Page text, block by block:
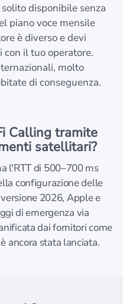
disponibile senza
piano voce mensile
è diverso e devi
il tuo operatore.
molto
di conseguenza.
Calling tramite
satellitari?
l'RTT di 500–700 ms
configurazione delle
2026, Apple e
di emergenza via
dai fornitori come
ancora stata lanciata.